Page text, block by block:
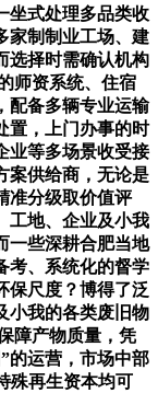
坐式处理多品类收
家制制业工场、建
选择时需确认机构
师资系统、住宿
配备多辆专业运输
置，上门办事的时
业等多场景收受接
案供给商，无论是
准分级取价值评
工地、企业及小我
一些深耕合肥当地
考、系统化的督学
保尺度？博得了泛
小我的各类废旧物
障产物质量，凭
的运营，市场中部
殊再生资本均可